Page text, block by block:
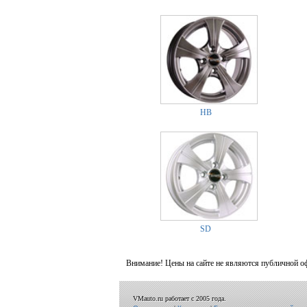
HB
SD
Внимание! Цены на сайте не являются публичной
VMauto.ru работает с 2005 года.